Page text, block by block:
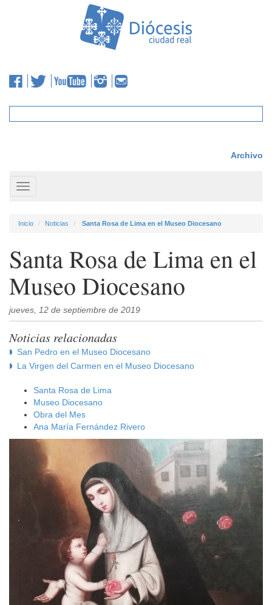
Archivo
Toggle
navigation
Inicio Noticias Santa Rosa de Lima en el Museo Diocesano
Santa Rosa de Lima en el
Museo Diocesano
jueves, 12 de septiembre de 2019
Noticias relacionadas
San Pedro en el Museo Diocesano
La Virgen del Carmen en el Museo Diocesano
Santa Rosa de Lima
Museo Diocesano
Obra del Mes
Ana María Fernández Rivero